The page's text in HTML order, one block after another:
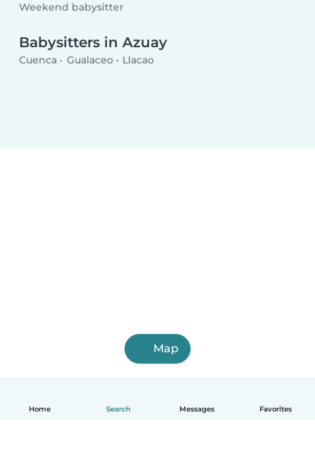
Home Search Messages Favorites
Weekend babysitter
Babysitters in Azuay
Cuenca Gualaceo Llacao
Map